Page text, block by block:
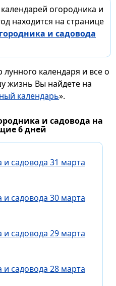
огородника и
находится на странице
и садовода
календаря и все о
жизнь Вы найдете на
календарь».
и садовода на
6 дней
садовода 31 марта
садовода 30 марта
садовода 29 марта
садовода 28 марта